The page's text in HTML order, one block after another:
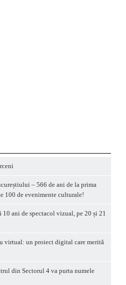
– 566 de ani de la prima
100 de evenimente culturale!
ani de spectacol vizual, pe 20 și 21
virtual: un proiect digital care merită
din Sectorul 4 va purta numele